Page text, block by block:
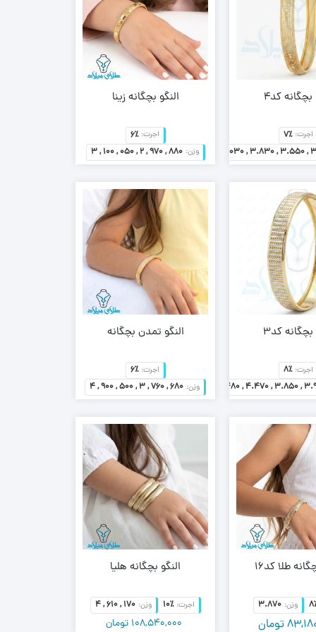
بچگانه کد4
اجرت: 7٪
4.300 , 3.700 , 4.030 , 3.830 , 3.550 ,
النگو بچگانه زینا
اجرت: 6٪
وزن: 3 , 100 , 050 , 2 , 970 , 880
46,237,000تومان
بچگانه کد3
اجرت: 8٪
4.110 , 4.150 , 4.480 , 4.470 , 3.850 ,
تومان
النگو تمدن بچگانه
اجرت: 6٪
وزن: 4 , 900 , 500 , 3 , 760 , 680
61,640,000تومان
طلا کد16
وزن: 3.870
تومان
النگو بچگانه هلیا
اجرت: 10٪ وزن: 4 , 610 , 170
108,540,000 تومان